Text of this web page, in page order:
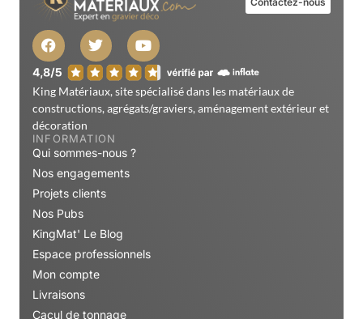
King Matériaux, site spécialisé dans les matériaux de
constructions, agrégats/graviers, aménagement extérieur et
décoration
INFORMATION
Qui sommes-nous ?
Nos engagements
Projets clients
Nos Pubs
KingMat' Le Blog
Espace professionnels
Mon compte
Livraisons
Cacul de tonnage